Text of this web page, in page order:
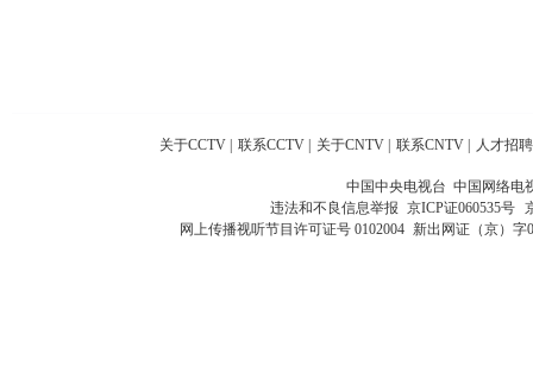
关于CCTV 联系CCTV 关于CNTV 联系CNTV 人才招聘
中国中央电视台 中国网络电
违法和不良信息举报 京ICP证060535号
网上传播视听节目许可证号 0102004 新出网证（京）